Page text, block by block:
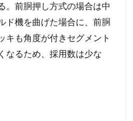
。前胴押し方式の場合は中
ド機を曲げた場合に、前胴
キも角度が付きセグメント
なるため、採用数は少な